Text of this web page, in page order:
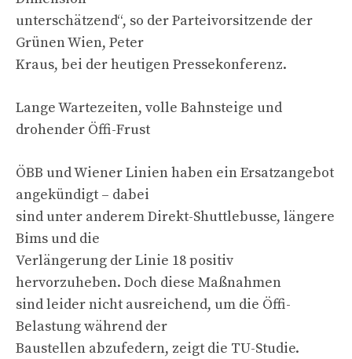
unterschätzend“, so der Parteivorsitzende der
Grünen Wien, Peter
Kraus, bei der heutigen Pressekonferenz.
Lange Wartezeiten, volle Bahnsteige und
drohender Öffi-Frust
ÖBB und Wiener Linien haben ein Ersatzangebot
angekündigt – dabei
sind unter anderem Direkt-Shuttlebusse, längere
Bims und die
Verlängerung der Linie 18 positiv
hervorzuheben. Doch diese Maßnahmen
sind leider nicht ausreichend, um die Öffi-
Belastung während der
Baustellen abzufedern, zeigt die TU-Studie.